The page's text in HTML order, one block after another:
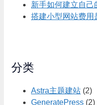
新手如何建立自己
搭建小型网站费用
分类
Astra主题建站 (2)
GeneratePress (2)